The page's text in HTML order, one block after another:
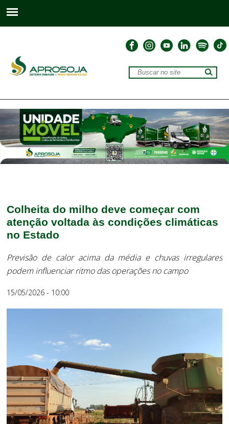
Colheita do milho deve começar com
atenção voltada às condições climáticas
no Estado
Previsão de calor acima da média e chuvas irregulares
podem influenciar ritmo das operações no campo
15/05/2026 - 10:00